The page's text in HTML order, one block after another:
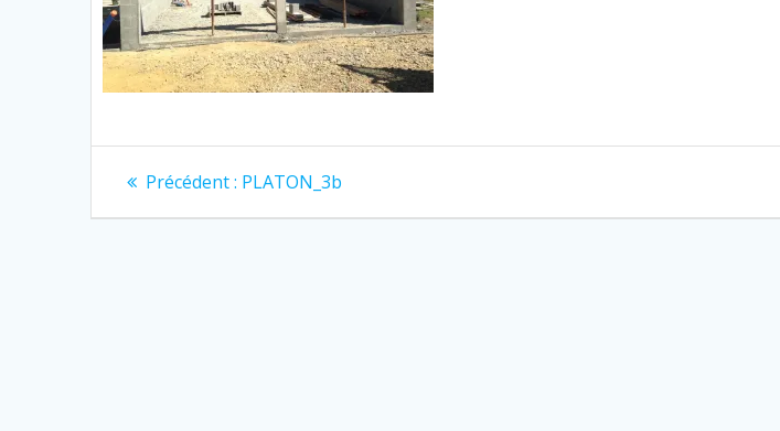
Navigation
de
Précédent : Article
PLATON_3b